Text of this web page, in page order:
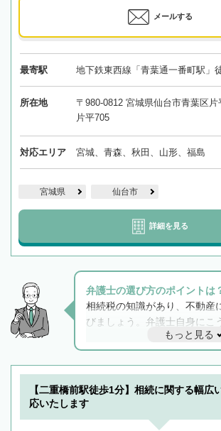
メールする
最寄駅 地下鉄東西線「青葉通一番町駅」
所在地
〒980-0812 宮城県仙台市青葉区
片平705
対応エリア 宮城、青森、秋田、山形、福島
宮城県 仙台市
詳細を見る
弁護士の選び方のポイントは
相続税の知識があり、不動産
びましょう。弁護士自身にこ
と他士業との連携もスムーズ
解決のみならず相続をトータ
できます。また、相続は感情
でフィーリングも重要です。
で複数の弁護士と会話をして
もっと見る
【二重橋前駅徒歩1分】相続に関する幅広
応いたします